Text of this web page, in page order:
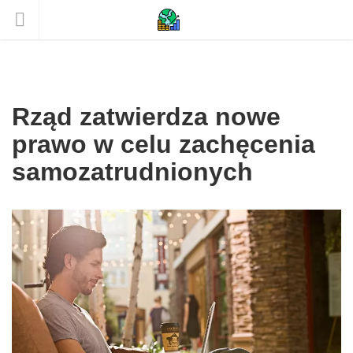
Rząd zatwierdza nowe
prawo w celu zachęcenia
samozatrudnionych